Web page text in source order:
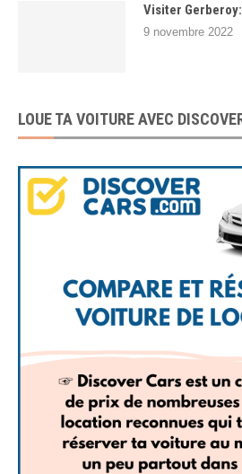
Visiter
9 novembre 2022
LOUE TA VOITURE AVEC